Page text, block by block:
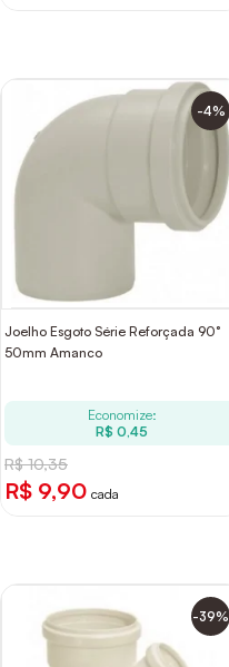
-4%
Joelho Esgoto Série Reforçada 90°
50mm Amanco
Economize:
R$ 0,45
R$ 10,35
R$ 9,90 cada
-39%